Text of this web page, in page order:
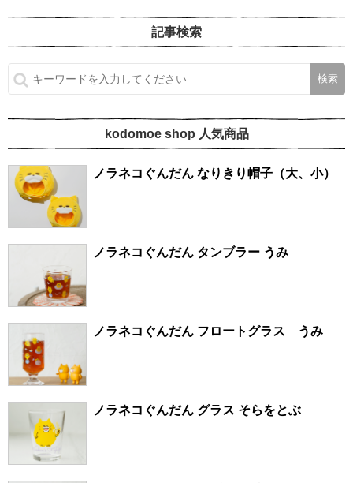
記事検索
kodomoe shop 人気商品
ノラネコぐんだん なりきり帽子（大、小）
ノラネコぐんだん タンブラー うみ
ノラネコぐんだん フロートグラス うみ
ノラネコぐんだん グラス そらをとぶ